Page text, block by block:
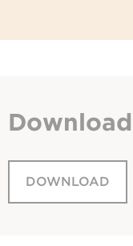
Download
DOWNLOAD